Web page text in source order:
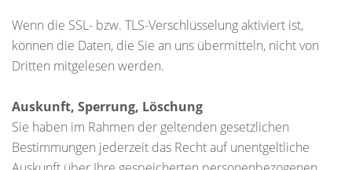
Wenn die SSL- bzw. TLS-Verschlüsselung aktiviert ist,
können die Daten, die Sie an uns übermitteln, nicht von
Dritten mitgelesen werden.
Auskunft, Sperrung, Löschung
Sie haben im Rahmen der geltenden gesetzlichen
Bestimmungen jederzeit das Recht auf unentgeltliche